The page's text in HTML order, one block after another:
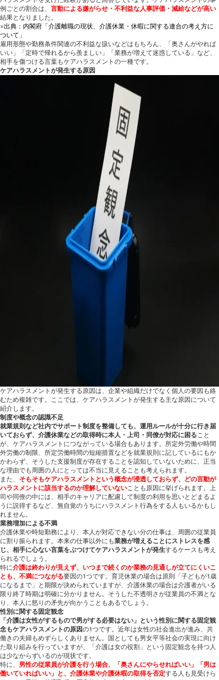
例ごとの割合は、 言動による嫌がらせ・不利益な人事評価・減給などが高い
結果となりました。
※出典：内閣府「介護離職の現状、介護休業・休暇に関する連合の考え方に
ついて」
雇用形態や勤務条件関連の不利益な扱いなどはもちろん、「奥さんがやれば
いい」「定時で帰れるから羨ましい」「業務が増えて迷惑している」など、
相手を傷つける言葉もケアハラスメントの一種です。
ケアハラスメントが発生する原因
ケアハラスメントが発生する原因は、企業や組織だけでなく個人の要因も絡
むため複雑です。ここでは、ケアハラスメントが発生する主な原因について
紹介します。
制度や概念の認識不足
就業規則など社内でサポート制度を整備しても、運用ルールが十分に行き届
いておらず、介護休業などの取得時に本人・上司・同僚が対応に困ること
が、ケアハラスメントにつながっている場合もあります。所定外労働や時間
外労働の制限、所定労働時間の短縮措置などを就業規則に記しているにもか
かわらず、そうした支援制度が存在することを認知していないために、正当
な理由でも周囲の人にとっては不当に見えることも考えられます。
また、 そもそもケアハラスメントという概念が浸透しておらず、どの言動が
ハラスメントに該当するのか理解していないことも原因に挙げられます。上
司や同僚の中には、相手のキャリアに配慮して制度の利用を思いとどまるよ
うに説得するなど、無自覚のうちにハラスメント行為をする人もいるかもし
れません。
業務増加による不満
介護休業や時短勤務により、本人が対応できない分の仕事は、周囲の従業員
に割り振られます。本来の仕事以外にも業務が増えることにストレスを感
じ、相手に心ない言葉をぶつけてケアハラスメントが発生するケースも考え
られるでしょう。
特に介護は終わりが見えず、いつまで続くのか業務の見通しが立てにくいこ
とも、不満につながる要因の1つです。育児休業の場合は原則「子どもが1歳
になるまで」と期限が決められていますが、介護休業の場合は介護者がいる
限り終了時期は明確に分かりません。そうした不透明さが従業員の不満とな
り、本人に怒りの矛先が向かうこともあるでしょう。
性別に関する固定観念
「介護は女性がするもので男がする必要はない」という性別に関する固定観
念もケアハラスメントの原因の1つです。近年は女性の社会進出が進み、共
働きの夫婦もめずらしくありません。国としても男女平等社会の実現に向け
た取り組みを行っていますが、「介護は女の役割」という固定観念を持つ人
は少なからずいるのが現状です。
特に、 男性の従業員が介護を行う場合、「奥さんにやらせればいい」「男は
働いていればいい」と、介護休業や介護休暇の取得を否定する人も見受けら